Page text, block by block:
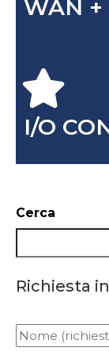
WAN +
I/O
Cerca
Richiesta